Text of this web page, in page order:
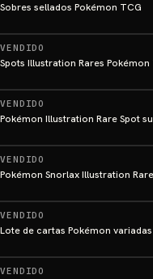
Sobres sellados Pokémon TCG
VENDIDO
Spots Illustration Rares Pokémon
VENDIDO
Pokémon Illustration Rare Spot
VENDIDO
Pokémon Snorlax Illustration Rare
VENDIDO
Lote de cartas Pokémon variadas
VENDIDO